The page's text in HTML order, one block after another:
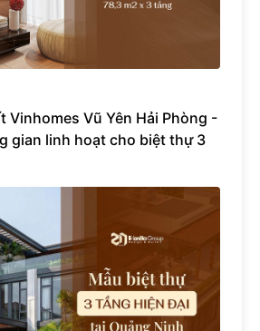
Vinhomes Vũ Yên Hải Phòng -
gian linh hoạt cho biệt thự 3